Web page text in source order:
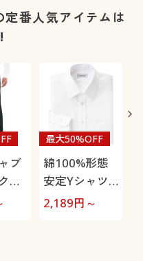
番人気アイテムは
ブ
ス
)
綿100%形態
安定Yシャツ
(長袖)(形態安
最大50%OFF
2,189円～